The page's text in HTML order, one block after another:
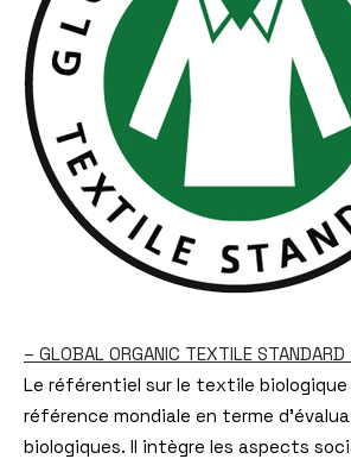
– GLOBAL ORGANIC TEXTILE STANDARD
Le référentiel sur le textile biologique
référence mondiale en terme
biologiques. Il intègre les aspects